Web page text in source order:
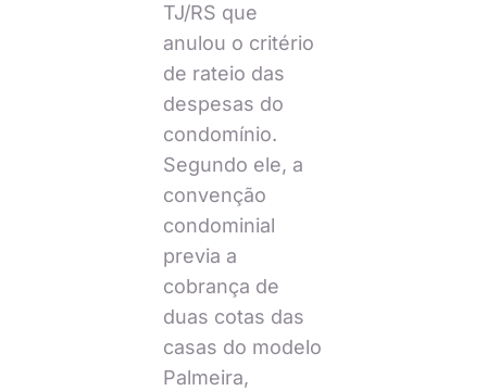
TJ/RS que
anulou o critério
de rateio das
despesas do
condomínio.
Segundo ele, a
convenção
condominial
previa a
cobrança de
duas cotas das
casas do modelo
Palmeira,